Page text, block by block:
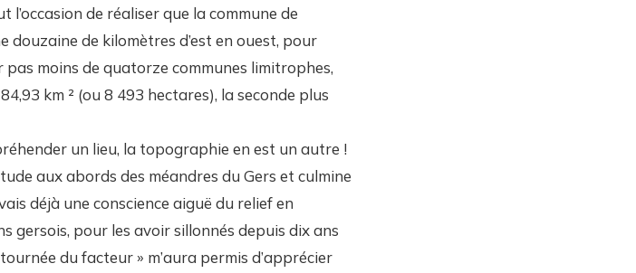
de réaliser que la commune de
douzaine de kilomètres d’est en ouest, pour
moins de quatorze communes limitrophes,
km ² (ou 8 493 hectares), la seconde plus
un lieu, la topographie en est un autre !
aux abords des méandres du Gers et culmine
déjà une conscience aiguë du relief en
gersois, pour les avoir sillonnés depuis dix ans
du facteur » m’aura permis d’apprécier